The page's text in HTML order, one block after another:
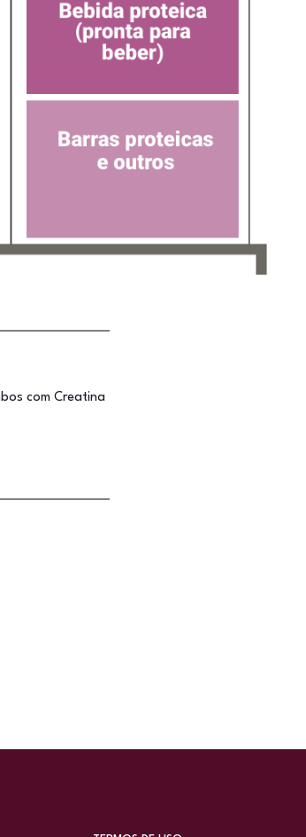
com Creatina